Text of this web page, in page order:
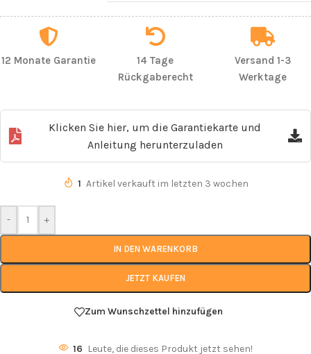
12 Monate Garantie
14 Tage
Rückgaberecht
Versand 1-3
Werktage
Klicken Sie hier, um die Garantiekarte und
Anleitung herunterzuladen
1 Artikel verkauft im letzten 3 wochen
- +
IN DEN WARENKORB
JETZT KAUFEN
Zum Wunschzettel hinzufügen
16 Leute, die dieses Produkt jetzt sehen!